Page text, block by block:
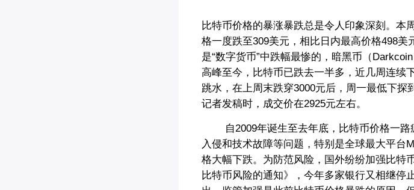
比特币价格的暴涨暴跌总是令人印象深刻。本
格一度跌至309美元，相比日内最高价格498
是“数字货币”中跌幅最惨的，暗黑币（
高峰至今，比特币已跌去一半多，近几周连续
跳水，在上周末跌穿3000元后，周一最低下探
记者发稿时，成交价在2925元左右。
自2009年诞生至去年底，比特币价格一路
入侵和技术故障等问题，特别是全球最大平台
格大幅下跌。为防范风险，国外纷纷加强比特
比特币风险的通知》，今年多家银行又相继停